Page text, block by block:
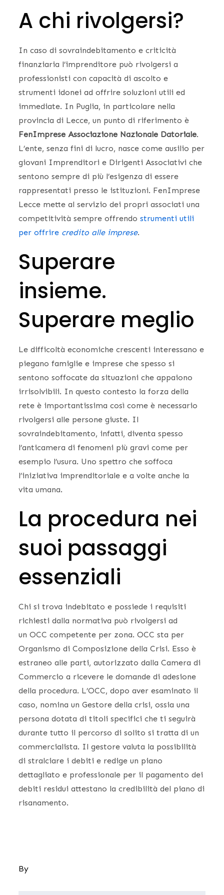
A chi rivolgersi?
In caso di sovraindebitamento e criticità
finanziaria l’imprenditore può rivolgersi a
professionisti con capacità di ascolto e
strumenti idonei ad offrire soluzioni utili ed
immediate. In Puglia, in particolare nella
provincia di Lecce, un punto di riferimento è
FenImprese Associazione Nazionale Datoriale.
L’ente, senza fini di lucro, nasce come ausilio per
giovani Imprenditori e Dirigenti Associativi che
sentono sempre di più l’esigenza di essere
rappresentati presso le istituzioni. FenImprese
Lecce mette al servizio dei propri associati una
competitività sempre offrendostrumenti utili
per offrire credito alle imprese.
Superare
insieme.
Superare meglio
Le difficoltà economiche crescenti interessano e
piegano famiglie e imprese che spesso si
sentono soffocate da situazioni che appaiono
irrisolvibili. In questo contesto la forza della
rete è importantissima così come è necessario
rivolgersi alle persone giuste. Il
sovraindebitamento, infatti, diventa spesso
l’anticamera di fenomeni più gravi come per
esempio l’usura. Uno spettro che soffoca
l’iniziativa imprenditoriale e a volte anche la
vita umana.
La procedura nei
suoi passaggi
essenziali
Chi si trova indebitato e possiede i requisiti
richiesti dalla normativa può rivolgersi ad
un OCC competente per zona. OCC sta per
Organismo di Composizione della Crisi. Esso è
estraneo alle parti, autorizzato dalla Camera di
Commercio a ricevere le domande di adesione
della procedura. L’OCC, dopo aver esaminato il
caso, nomina un Gestore della crisi, ossia una
persona dotata di titoli specifici che ti seguirà
durante tutto il percorso di solito si tratta di un
commercialista. Il gestore valuta la possibilità
di stralciare i debiti e redige un piano
dettagliato e professionale per il pagamento dei
debiti residui attestano la credibilità del piano di
risanamento.
By